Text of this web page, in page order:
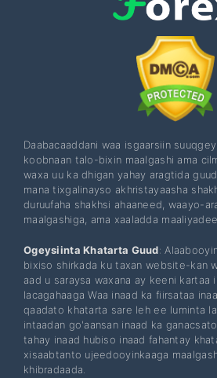
Daabacaaddani waa isgaarsiin
koobnaan talo-bixin maalgashi ama
waxa uu ka dhigan yahay aragtida
mana tixgalinayso akhristayaasha
duruufaha shakhsi ahaaneed, waayo-
maalgashiga, ama xaaladda
Ogeysiinta Khatarta Guud:
bixiso shirkada ku taxan website-kan
aad u saraysa waxana ay keeni kartaa
lacagahaaga Waa inaad ka fiirsataa
qaadato khatarta sare leh ee luminta
intaadan go'aansan inaad ka
tahay inaad hubiso inaad fahantay
xisaabtanto ujeedooyinkaaga
khibradaada.